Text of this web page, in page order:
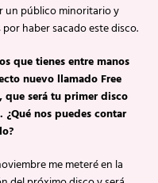
un público minoritario y
haber sacado este disco.
que tienes entre manos
nuevo llamado Free
que será tu primer disco
¿Qué nos puedes contar
me meteré en la